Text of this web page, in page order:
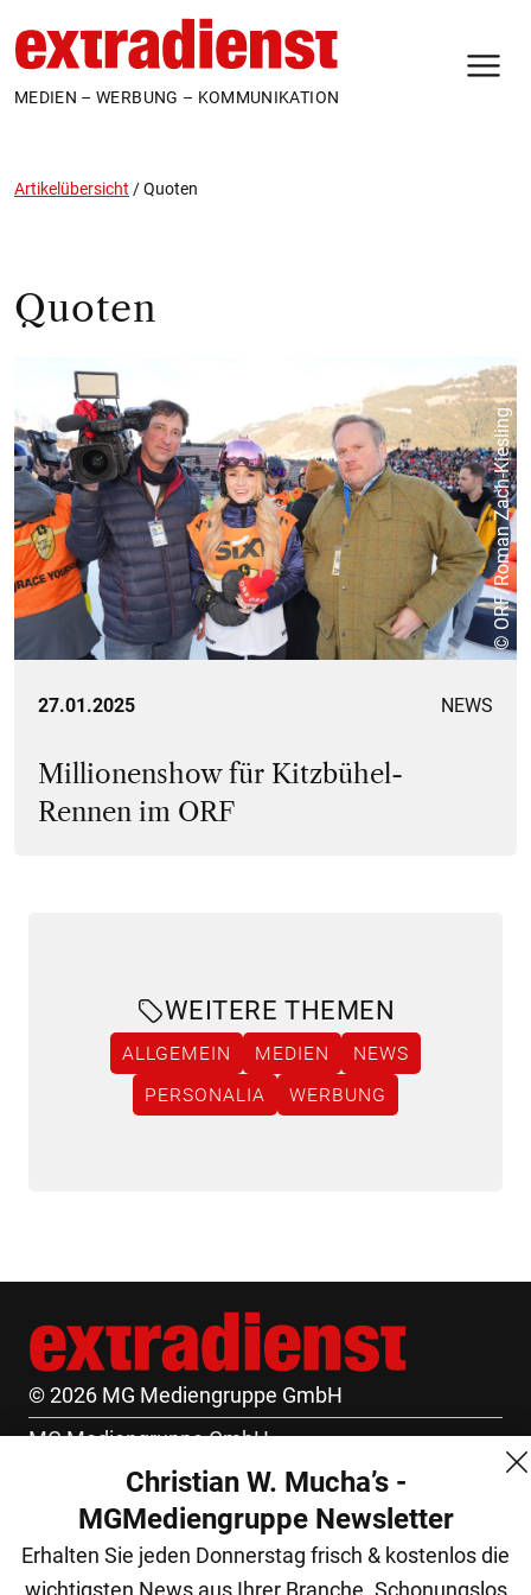
MEDIEN – WERBUNG – KOMMUNIKATION
Artikelübersicht /Quoten
Quoten
© ORF/Roman Zach-Kiesling
27.01.2025 NEWS
Millionenshow für Kitzbühel-
Rennen im ORF
WEITERE THEMEN
ALLGEMEIN MEDIEN
NEWS
PERSONALIA
WERBUNG
© 2026 MG Mediengruppe GmbH
MG Mediengruppe GmbH
Burgring 1/7
1010 Wien
+43 (1) 522 14 14
Christian W. Mucha’s -
MGMediengruppe Newsletter
Erhalten Sie jeden Donnerstag frisch & kostenlos die
wichtigsten News aus Ihrer Branche. Schonungslos